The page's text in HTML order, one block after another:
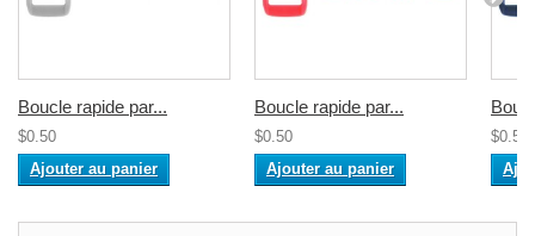
Boucle rapide par...
$0.50
Ajouter au panier
Boucle rapide par...
$0.50
Ajouter au panier
$0.50